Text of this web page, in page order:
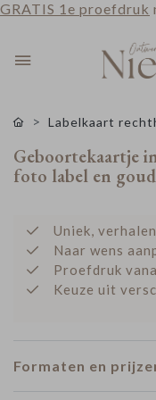
GRATIS 1e proefdruk
Labelkaart
Geboortekaartje
foto label en
Uniek,
Naar wens
Proefdruk
Keuze uit
Formaten en